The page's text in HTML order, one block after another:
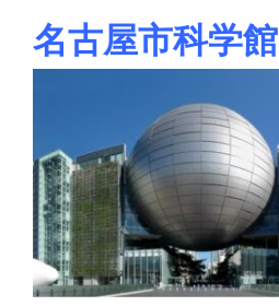
名古屋市科学館